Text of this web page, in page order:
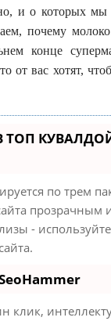
и о которых
почему
конце
от вас хотят,
ТОП
по трем
прозрачным
-